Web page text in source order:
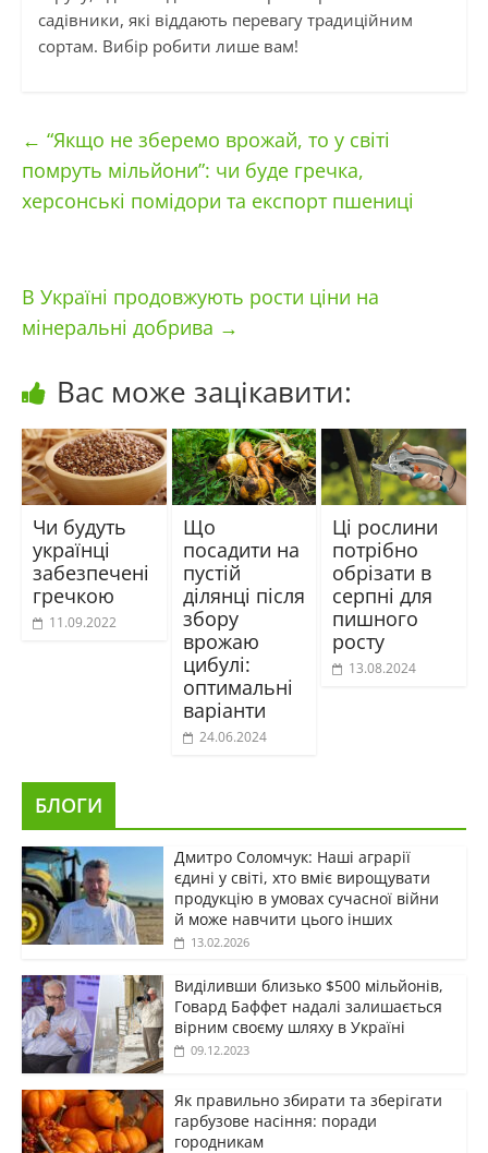
садівники, які віддають перевагу традиційним
сортам. Вибір робити лише вам!
← “Якщо не зберемо врожай, то у світі
помруть мільйони”: чи буде гречка,
херсонські помідори та експорт пшениці
В Україні продовжують рости ціни на
мінеральні добрива →
Вас може зацікавити:
Чи будуть
українці
забезпечені
гречкою
11.09.2022
Що
посадити на
пустій
ділянці після
збору
врожаю
цибулі:
оптимальні
варіанти
24.06.2024
Ці рослини
потрібно
обрізати в
серпні для
пишного
росту
13.08.2024
БЛОГИ
Дмитро Соломчук: Наші аграрії
єдині у світі, хто вміє вирощувати
продукцію в умовах сучасної війни
й може навчити цього інших
13.02.2026
Виділивши близько $500 мільйонів,
Говард Баффет надалі залишається
вірним своєму шляху в Україні
09.12.2023
Як правильно збирати та зберігати
гарбузове насіння: поради
городникам